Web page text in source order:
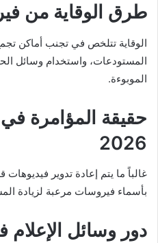
طرق الوقاية من
الوقاية تتلخص في تجنب أماكن
المستودعات، واستخدام وسائل
الموبوءة.
حقيقة المؤامرة في
2026
غالباً ما يتم إعادة تدوير فيديوهات
بأسماء فيروسات مرعبة لزيادة
دور وسائل